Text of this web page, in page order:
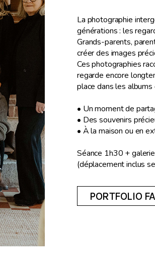
La photographie
générations : les
Grands-parents,
créer des images
Ces photographies
regarde encore
place dans les
• Un moment de
• Des souvenirs
• À la maison ou en
Séance 1h30 +
(déplacement inclus
PORTFOLIO